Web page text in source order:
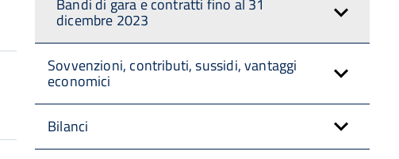
dicembre 2023
Sovvenzioni, contributi, sussidi, vantaggi
economici
Bilanci